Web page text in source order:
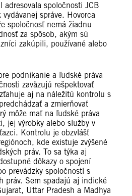
adresovala spoločnosti JCB
správe. Hovorca
spoločnosť nemá žiadnu
za spôsob, akým sú
zakúpili, používané alebo
podnikanie a ľudské práva
zaväzujú rešpektovať
aj na náležitú kontrolu s
a zmierňovať
môže mať na ľudské práva
jej výrobky alebo služby v
Kontrolu je obzvlášť
kde existuje zvýšené
práv. To sa týka aj
dôkazy o spojení
prevádzky spoločností s
práv. Sem spadajú aj indické
Uttar Pradesh a Madhya